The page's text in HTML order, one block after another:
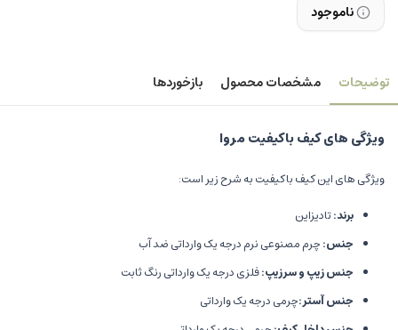
ناموجود
توضیحات مشخصات محصول بازخوردها
ویژگی های کیف باکیفیت مروا
ویژگی های این کیف باکیفیت به شرح زیر است:
برند:تادیزاین
جنس:چرم مصنوعی نرم درجه یک وارداتی ضد آب
جنس زیپ و سرزیپ:فلزی درجه یک وارداتی رنگ ثابت
جنس آستر:چرمی درجه یک وارداتی